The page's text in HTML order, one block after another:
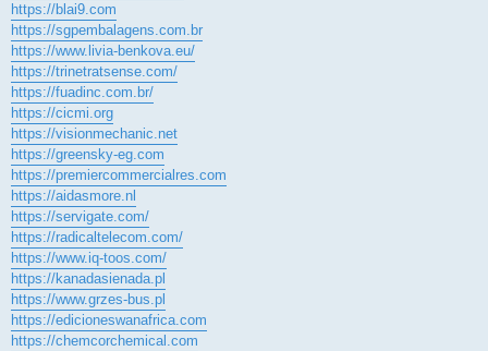
https://blai9.com
https://sgpembalagens.com.br
https://www.livia-benkova.eu/
https://trinetratsense.com/
https://fuadinc.com.br/
https://cicmi.org
https://visionmechanic.net
https://greensky-eg.com
https://premiercommercialres.com
https://aidasmore.nl
https://servigate.com/
https://radicaltelecom.com/
https://www.iq-toos.com/
https://kanadasienada.pl
https://www.grzes-bus.pl
https://edicioneswanafrica.com
https://chemcorchemical.com